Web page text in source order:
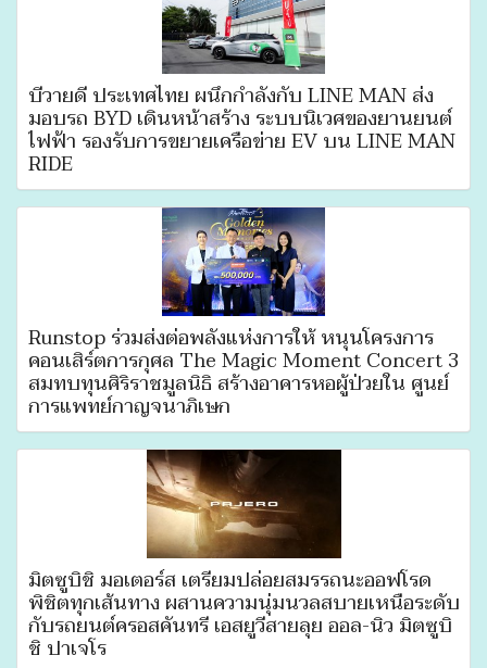
บีวายดี ประเทศไทย ผนึกกำลังกับ LINE MAN ส่ง
มอบรถ BYD เดินหน้าสร้าง ระบบนิเวศของยานยนต์
ไฟฟ้า รองรับการขยายเครือข่าย EV บน LINE MAN
RIDE
Runstop ร่วมส่งต่อพลังแห่งการให้ หนุนโครงการ
คอนเสิร์ตการกุศล The Magic Moment Concert 3
สมทบทุนศิริราชมูลนิธิ สร้างอาคารหอผู้ป่วยใน ศูนย์
การแพทย์กาญจนาภิเษก
มิตซูบิชิ มอเตอร์ส เตรียมปล่อยสมรรถนะออฟโรด
พิชิตทุกเส้นทาง ผสานความนุ่มนวลสบายเหนือระดับ
กับรถยนต์ครอสคันทรี เอสยูวีสายลุย ออล-นิว มิตซูบิ
ชิ ปาเจโร